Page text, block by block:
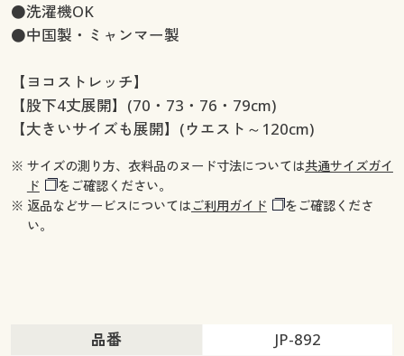
●洗濯機OK
●中国製・ミャンマー製
【ヨコストレッチ】
【股下4丈展開】(70・73・76・79cm)
【大きいサイズも展開】(ウエスト～120cm)
※ サイズの測り方、衣料品のヌード寸法については共通サイズガイ
ド
をご確認ください。
※ 返品などサービスについてはご利用ガイド
をご確認くださ
い。
品番
JP-892